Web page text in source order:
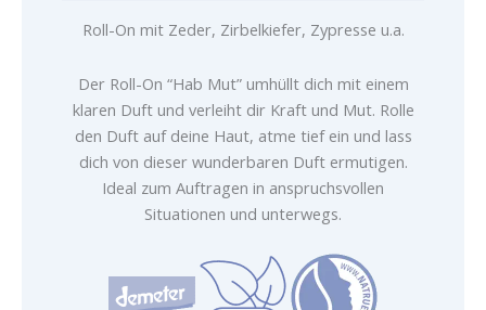
Roll-On mit Zeder, Zirbelkiefer, Zypresse u.a.
Der Roll-On “Hab Mut” umhüllt dich mit einem
klaren Duft und verleiht dir Kraft und Mut. Rolle
den Duft auf deine Haut, atme tief ein und lass
dich von dieser wunderbaren Duft ermutigen.
Ideal zum Auftragen in anspruchsvollen
Situationen und unterwegs.